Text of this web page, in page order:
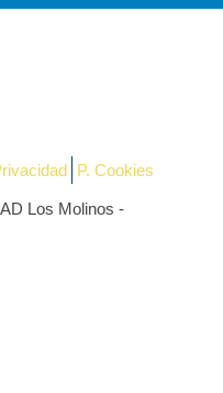
P. Cookies
Los Molinos -